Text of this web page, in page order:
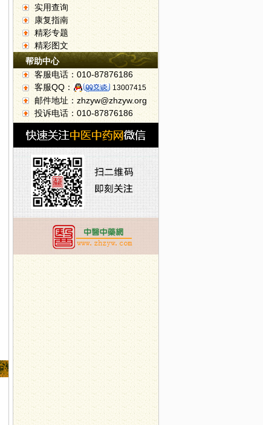
实用查询
康复指南
精彩专题
精彩图文
帮助中心
客服电话：010-87876186
客服QQ：
13007415
邮件地址：zhzyw@zhzyw.org
投诉电话：010-87876186